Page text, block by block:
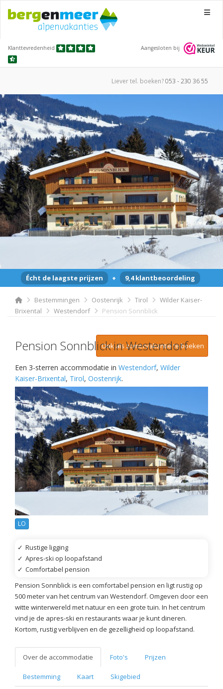
Menu
Klanttevredenheid Aangesloten bij
Liever tel. boeken?053 - 230 36 55
Écht de laagste prijzen + 9,4 klantbeoordeling
Bestemmingen Oostenrijk Tirol
Wilder Kaiser-
Brixental
Westendorf Pension Sonnblick
Pension Sonnblick in Westendorf
Ook als zomervakantie te boeken
Een 3-sterren accommodatie in Westendorf, Wilder
Kaiser-Brixental, Tirol, Oostenrijk.
LO
✓ Rustige ligging
✓ Apres-ski op loopafstand
✓ Comfortabel pension
Pension Sonnblick is een comfortabel pension en ligt rustig op
500 meter van het centrum van Westendorf. Omgeven door een
witte winterwereld met natuur en een grote tuin. In het centrum
vind je de apres-ski en restaurants waar je kunt dineren.
Kortom, rustig verblijven en de gezelligheid op loopafstand.
Over de accommodatie Foto's Prijzen
Bestemming Kaart Skigebied